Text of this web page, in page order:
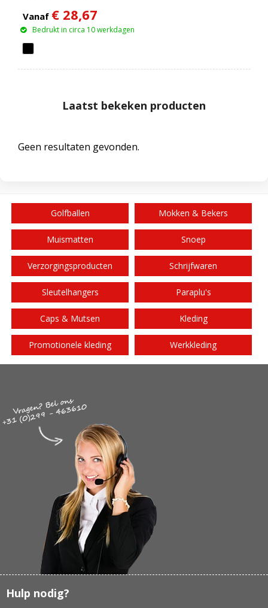
van 5000 mAh 5 W
Vanaf € 28,67
Bedrukt in circa 10 werkdagen
Laatst bekeken producten
Geen resultaten gevonden.
Golfballen Mokken & Bekers
Muismatten Snoep
Verzorgingsproducten Schrijfwaren
Sleutelhangers Paraplu's
Caps & Mutsen Kleding
Promotionele kleding Werkkleding
Hulp nodig?